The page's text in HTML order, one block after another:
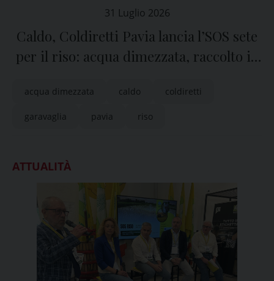
31 Luglio 2026
Caldo, Coldiretti Pavia lancia l’SOS sete
per il riso: acqua dimezzata, raccolto in
acqua dimezzata caldo coldiretti
garavaglia pavia riso
ATTUALITÀ